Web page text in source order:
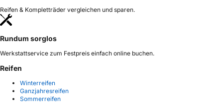
Reifen & Kompletträder vergleichen und sparen.
Rundum sorglos
Werkstattservice zum Festpreis einfach online buchen.
Reifen
Winterreifen
Ganzjahresreifen
Sommerreifen